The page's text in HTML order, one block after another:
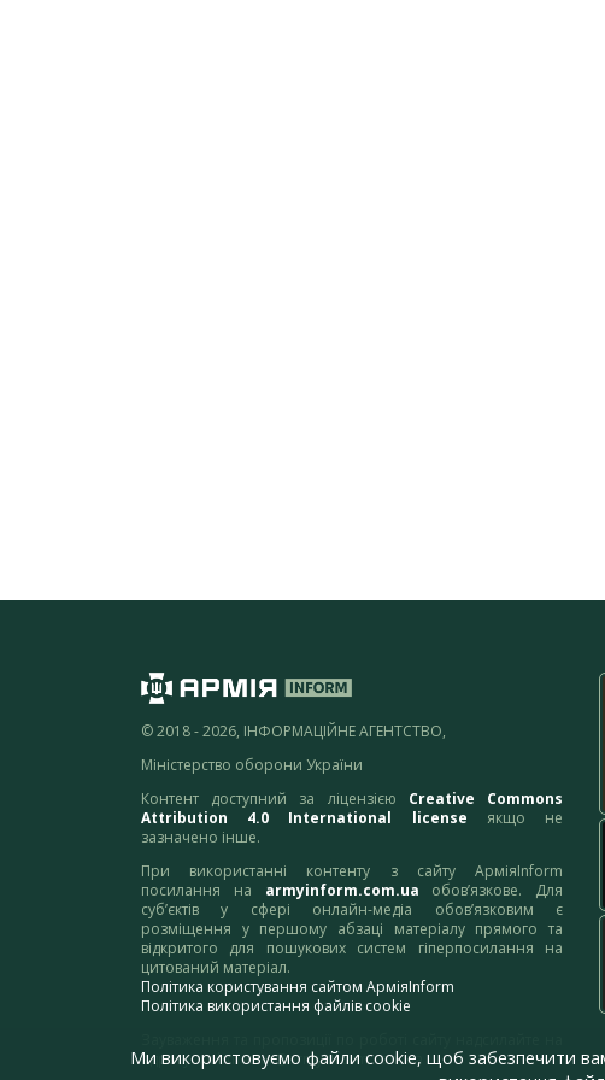
© 2018 - 2026, ІНФОРМАЦІЙНЕ АГЕНТСТВО,
Міністерство оборони України
Контент доступний за ліцензією Creative Commons
Attribution 4.0 International license якщо не
зазначено інше.
При використанні контенту з сайту АрміяInform
посилання на armyinform.com.ua обов’язкове. Для
суб’єктів у сфері онлайн-медіа обов’язковим є
розміщення у першому абзаці матеріалу прямого та
відкритого для пошукових систем гіперпосилання на
цитований матеріал.
Політика користування сайтом АрміяInform
Політика використання файлів cookie
адресу:webmaster@armyinform.com.ua
Ми використовуємо файли cookie, щоб забезпечити